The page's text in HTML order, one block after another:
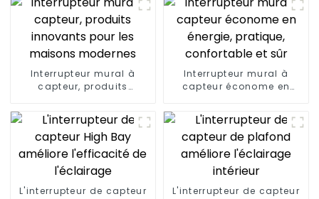
Interrupteur mural à
capteur, produits
maisons modernes
Interrupteur mural à
capteur économe en
confortable et sûr
L'interrupteur de capteur
L'interrupteur de capteur